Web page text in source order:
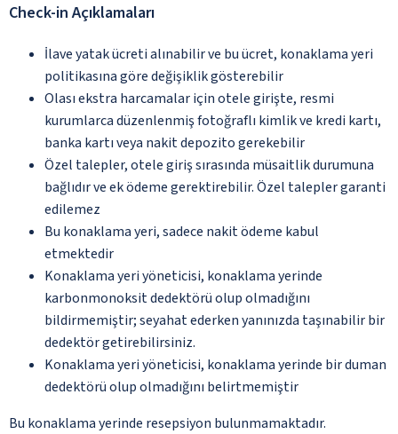
Check-in Açıklamaları
İlave yatak ücreti alınabilir ve bu ücret, konaklama yeri
politikasına göre değişiklik gösterebilir
Olası ekstra harcamalar için otele girişte, resmi
kurumlarca düzenlenmiş fotoğraflı kimlik ve kredi kartı,
banka kartı veya nakit depozito gerekebilir
Özel talepler, otele giriş sırasında müsaitlik durumuna
bağlıdır ve ek ödeme gerektirebilir. Özel talepler garanti
edilemez
Bu konaklama yeri, sadece nakit ödeme kabul
etmektedir
Konaklama yeri yöneticisi, konaklama yerinde
karbonmonoksit dedektörü olup olmadığını
bildirmemiştir; seyahat ederken yanınızda taşınabilir bir
dedektör getirebilirsiniz.
Konaklama yeri yöneticisi, konaklama yerinde bir duman
dedektörü olup olmadığını belirtmemiştir
Bu konaklama yerinde resepsiyon bulunmamaktadır.